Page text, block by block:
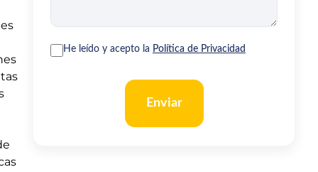
He leído y acepto la Política de Privacidad
Enviar